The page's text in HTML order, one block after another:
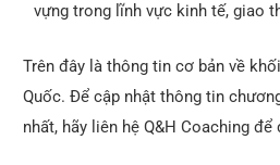
vựng trong lĩnh vực kinh tế, giao
Trên đây là thông tin cơ bản về
Quốc. Để cập nhật thông tin
nhất, hãy liên hệ Q&H Coaching